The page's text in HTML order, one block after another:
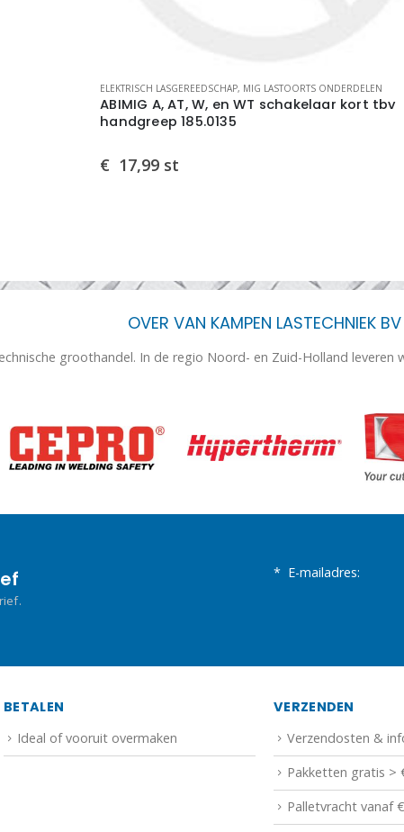
ELEKTRISCH LASGEREEDSCHAP, MIG LASTOORTS ONDERDELEN
ABIMIG A, AT, W, en WT schakelaar kort tbv
handgreep 185.0135
€ 17,99 st
OVER VAN KAMPEN LASTECHNIEK BV
groothandel. In de regio Noord- en Zuid-Holland leveren
* E-mailadres:
BETALEN
Ideal of vooruit overmaken
VERZENDEN
Verzendosten &
Pakketten gratis >
Palletvracht vanaf